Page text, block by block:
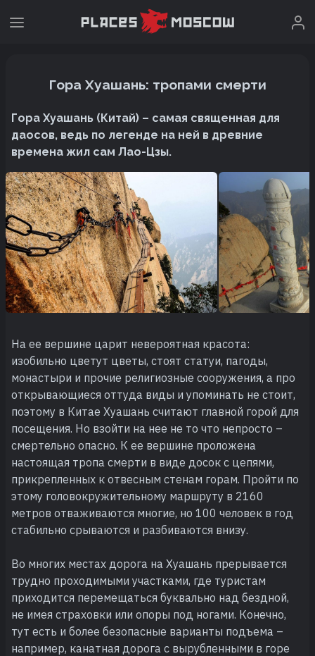
Гора Хуашань: тропами смерти
Гора Хуашань (Китай) – самая священная для
даосов, ведь по легенде на ней в древние
времена жил сам Лао-Цзы.
На ее вершине царит невероятная красота:
изобильно цветут цветы, стоят статуи, пагоды,
монастыри и прочие религиозные сооружения, а про
открывающиеся оттуда виды и упоминать не стоит,
поэтому в Китае Хуашань считают главной горой для
посещения. Но взойти на нее не то что непросто –
смертельно опасно. К ее вершине проложена
настоящая тропа смерти в виде досок с цепями,
прикрепленных к отвесным стенам горам. Пройти по
этому головокружительному маршруту в 2160
метров отваживаются многие, но 100 человек в год
стабильно срываются и разбиваются внизу.
Во многих местах дорога на Хуашань прерывается
трудно проходимыми участками, где туристам
приходится перемещаться буквально над бездной,
не имея страховки или опоры под ногами. Конечно,
тут есть и более безопасные варианты подъема –
например, канатная дорога с вырубленными в горе